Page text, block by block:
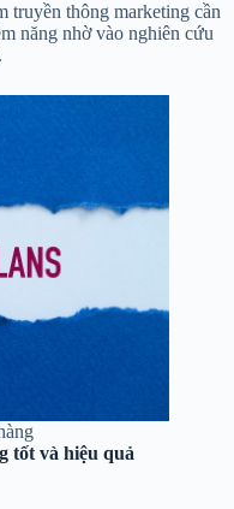
truyền thông marketing cần
năng nhờ vào nghiên cứu
tốt và hiệu quả